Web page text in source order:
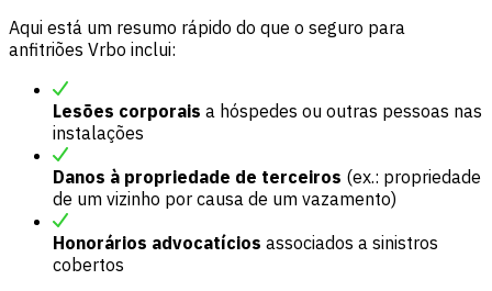
Aqui está um resumo rápido do que o seguro para
anfitriões Vrbo inclui:
Lesões corporais a hóspedes ou outras pessoas nas
instalações
Danos à propriedade de terceiros (ex.: propriedade
de um vizinho por causa de um vazamento)
Honorários advocatícios associados a sinistros
cobertos